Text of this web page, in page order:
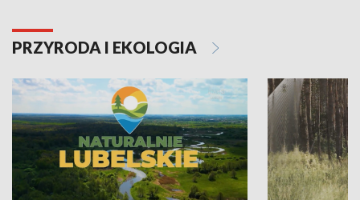
PRZYRODA I EKOLOGIA